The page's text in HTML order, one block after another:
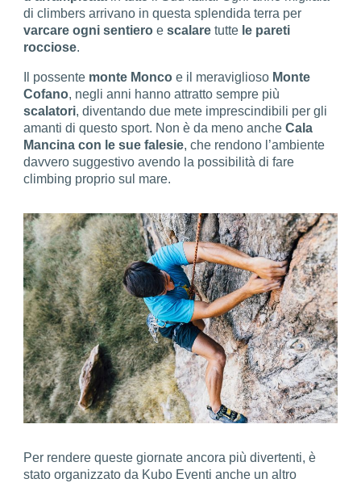
di climbers arrivano in questa splendida terra per
varcare ogni sentiero escalare tutte le pareti
rocciose.
Il possente monte Monco e il meraviglioso Monte
Cofano, negli anni hanno attratto sempre più
scalatori, diventando due mete imprescindibili per gli
amanti di questo sport. Non è da meno ancheCala
Mancina con le sue falesie, che rendono l’ambiente
davvero suggestivo avendo la possibilità di fare
climbing proprio sul mare.
Per rendere queste giornate ancora più divertenti, è
stato organizzato da Kubo Eventi anche un altro